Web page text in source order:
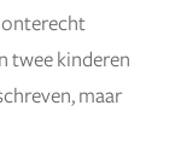
onterecht
twee kinderen
maar